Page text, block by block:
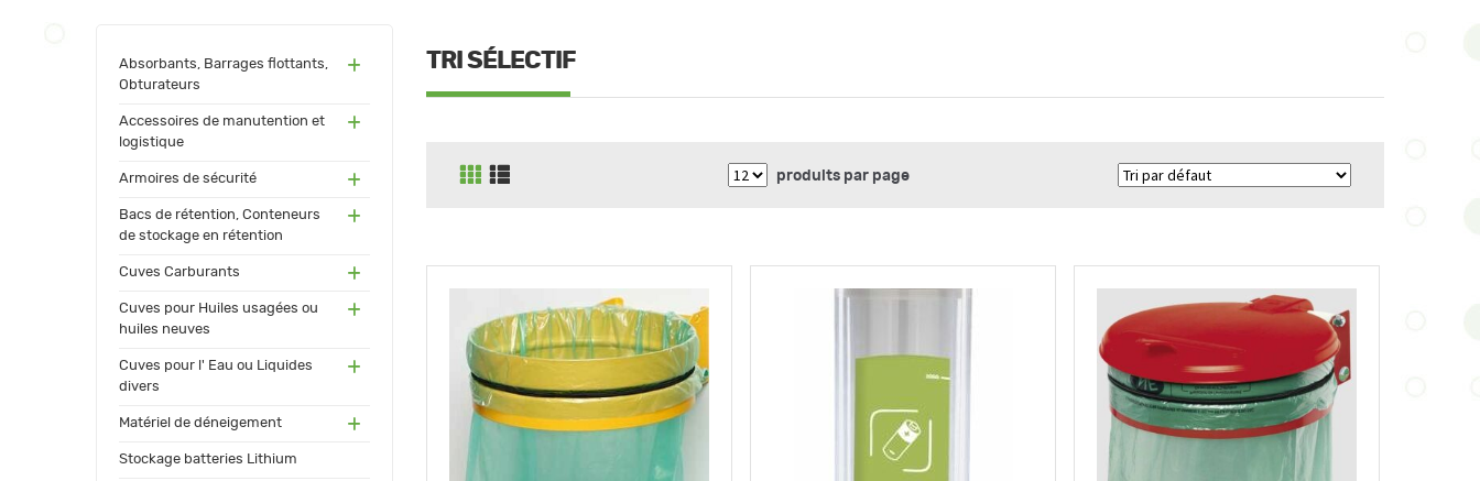
Absorbants, Barrages flottants,
Obturateurs
(60)
Accessoires de manutention et
logistique
(55)
Armoires de sécurité (91)
Bacs de rétention, Conteneurs
de stockage en rétention
(171
Cuves Carburants
(17
Cuves pour Huiles usagées ou
huiles neuves
(24)
Cuves pour l' Eau ou Liquides
divers
(72)
Matériel de déneigement
(34
Stockage batteries Lithium
TRI SÉLECTIF
produits par page